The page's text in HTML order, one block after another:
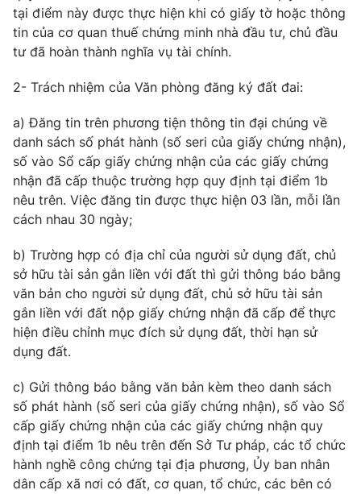
tại điểm này được thực hiện khi có giấy tờ hoặc thông
tin của cơ quan thuế chứng minh nhà đầu tư, chủ đầu
tư đã hoàn thành nghĩa vụ tài chính.
2- Trách nhiệm của Văn phòng đăng ký đất đai:
a) Đăng tin trên phương tiện thông tin đại chúng về
danh sách số phát hành (số seri của giấy chứng nhận),
số vào Sổ cấp giấy chứng nhận của các giấy chứng
nhận đã cấp thuộc trường hợp quy định tại điểm 1b
nêu trên. Việc đăng tin được thực hiện 03 lần, mỗi lần
cách nhau 30 ngày;
b) Trường hợp có địa chỉ của người sử dụng đất, chủ
sở hữu tài sản gắn liền với đất thì gửi thông báo bằng
văn bản cho người sử dụng đất, chủ sở hữu tài sản
gắn liền với đất nộp giấy chứng nhận đã cấp để thực
hiện điều chỉnh mục đích sử dụng đất, thời hạn sử
dụng đất.
c) Gửi thông báo bằng văn bản kèm theo danh sách
số phát hành (số seri của giấy chứng nhận), số vào Sổ
cấp giấy chứng nhận của các giấy chứng nhận quy
định tại điểm 1b nêu trên đến Sở Tư pháp, các tổ chức
hành nghề công chứng tại địa phương, Ủy ban nhân
dân cấp xã nơi có đất, cơ quan, tổ chức, các bên có